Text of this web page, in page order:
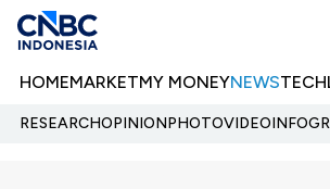
HOMEMARKETMY MONEYNEWSTECH
RESEARCHOPINIONPHOTOVIDEO